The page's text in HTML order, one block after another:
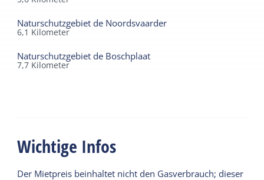
Naturschutzgebiet de Noordsvaarder
6,1 Kilometer
Naturschutzgebiet de Boschplaat
7,7 Kilometer
Wichtige Infos
Der Mietpreis beinhaltet nicht den Gasverbrauch; dieser